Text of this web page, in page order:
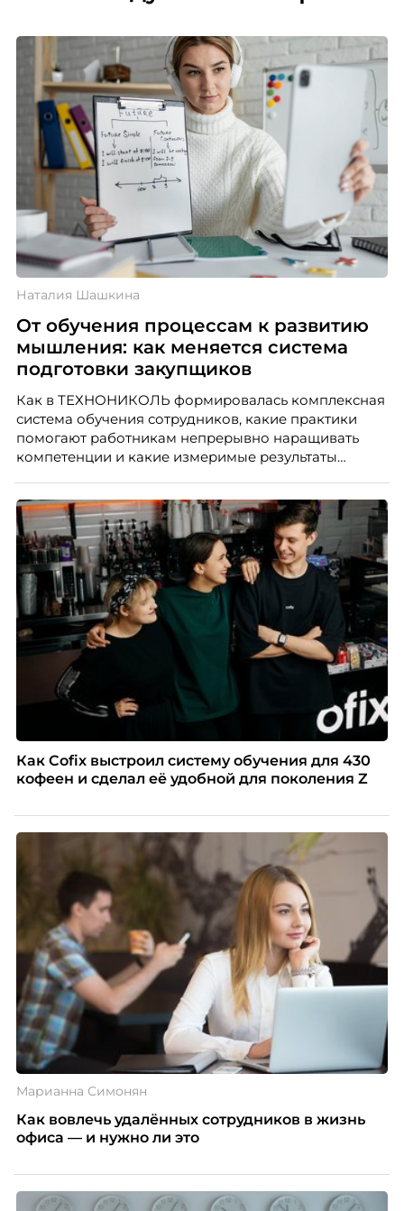
Наталия Шашкина
От обучения процессам к развитию
мышления: как меняется система
подготовки закупщиков
Как в ТЕХНОНИКОЛЬ формировалась комплексная
система обучения сотрудников, какие практики
помогают работникам непрерывно наращивать
компетенции и какие измеримые результаты
закупкам направления «Минеральная изоляция»
компании ТЕХНОНИКОЛЬ.
Как Cofix выстроил систему обучения для 430
кофеен и сделал её удобной для поколения Z
Марианна Симонян
Как вовлечь удалённых сотрудников в жизнь
офиса — и нужно ли это